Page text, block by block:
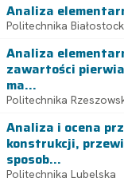
Analiza
Politechnika
Analiza
zawartości
ma...
Politechnika
Analiza i ocena
konstrukcji,
sposob...
Politechnika Lubelska